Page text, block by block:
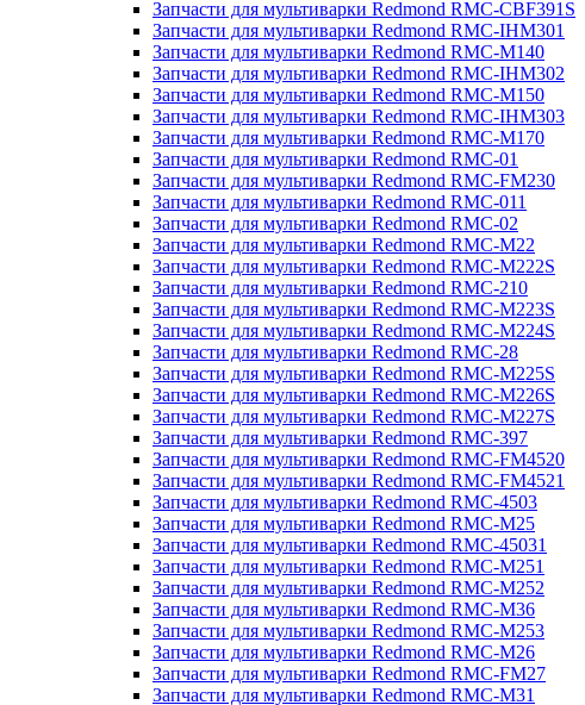
Запчасти для мультиварки Redmond RMC-CBF391S
Запчасти для мультиварки Redmond RMC-IHM301
Запчасти для мультиварки Redmond RMC-M140
Запчасти для мультиварки Redmond RMC-IHM302
Запчасти для мультиварки Redmond RMC-M150
Запчасти для мультиварки Redmond RMC-IHM303
Запчасти для мультиварки Redmond RMC-M170
Запчасти для мультиварки Redmond RMC-01
Запчасти для мультиварки Redmond RMC-FM230
Запчасти для мультиварки Redmond RMC-011
Запчасти для мультиварки Redmond RMC-02
Запчасти для мультиварки Redmond RMC-M22
Запчасти для мультиварки Redmond RMC-M222S
Запчасти для мультиварки Redmond RMC-210
Запчасти для мультиварки Redmond RMC-M223S
Запчасти для мультиварки Redmond RMC-M224S
Запчасти для мультиварки Redmond RMC-28
Запчасти для мультиварки Redmond RMC-M225S
Запчасти для мультиварки Redmond RMC-M226S
Запчасти для мультиварки Redmond RMC-M227S
Запчасти для мультиварки Redmond RMC-397
Запчасти для мультиварки Redmond RMC-FM4520
Запчасти для мультиварки Redmond RMC-FM4521
Запчасти для мультиварки Redmond RMC-4503
Запчасти для мультиварки Redmond RMC-M25
Запчасти для мультиварки Redmond RMC-45031
Запчасти для мультиварки Redmond RMC-M251
Запчасти для мультиварки Redmond RMC-M252
Запчасти для мультиварки Redmond RMC-M36
Запчасти для мультиварки Redmond RMC-M253
Запчасти для мультиварки Redmond RMC-M26
Запчасти для мультиварки Redmond RMC-FM27
Запчасти для мультиварки Redmond RMC-M31